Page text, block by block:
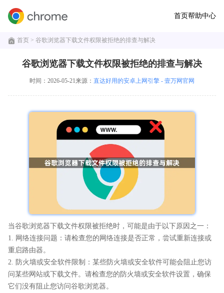
首页帮助中心
首页 > 谷歌浏览器下载文件权限被拒绝的排查与解决
谷歌浏览器下载文件权限被拒绝的排查与解决
时间：2026-05-21来源： 直达好用的安卓上网引擎 - 壹万网官网
当谷歌浏览器下载文件权限被拒绝时，可能是由于以下原因之一：
1. 网络连接问题：请检查您的网络连接是否正常，尝试重新连接或
重启路由器。
2. 防火墙或安全软件限制：某些防火墙或安全软件可能会阻止您访
问某些网站或下载文件。请检查您的防火墙或安全软件设置，确保
它们没有阻止您访问谷歌浏览器。